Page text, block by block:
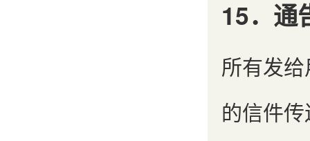
15．通
所有发
的信件